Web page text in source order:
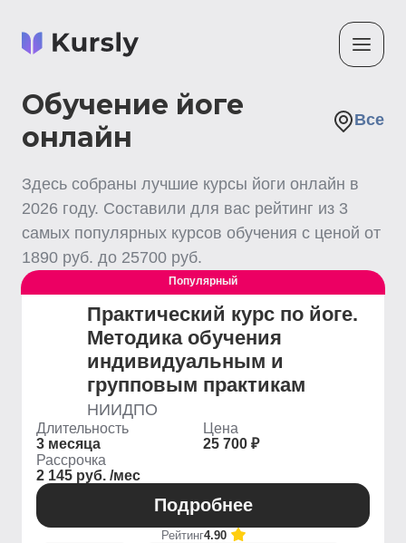
Обучение йоге
онлайн
Все
Здесь собраны лучшие курсы йоги онлайн в
2026 году. Составили для вас рейтинг из 3
самых популярных курсов обучения с ценой от
1890 руб. до 25700 руб.
Популярный
Практический курс по йоге.
Методика обучения
индивидуальным и
групповым практикам
НИИДПО
Длительность
3 месяца
Цена
25 700 ₽
Рассрочка
2 145 руб. /мес
Подробнее
Рейтинг4.90